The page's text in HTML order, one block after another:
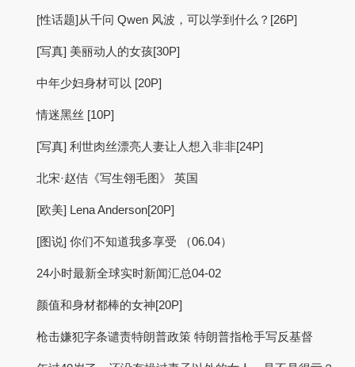
[性话题]从千问 Qwen 风波，可以学到什么？[26P]
[写真] 美丽动人的女孩[30P]
中年少妇身材可以 [20P]
情迷黑丝 [10P]
[写真] 利世肉丝漂亮人妻让人想入非非[24P]
北宋·赵佶《写生翎毛图》 英国
[欧美] Lena Anderson[20P]
[图说] 你们不知道我多享受 （06.04）
24小时最新全球实时新闻汇总04-02
颜值和身材都棒的女神[20P]
枪击嫌犯字条谴责特朗普政策 特朗普指枪手写反基督